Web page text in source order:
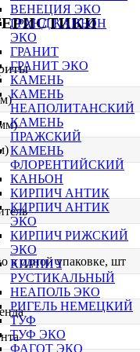
ВЕНЕЦИЯ ЭКО
ГРАНД КАНЬОН
ЭКО
ГРАНИТ
ГРАНИТ ЭКО
КАМЕНЬ
КАМЕНЬ
НЕАПОЛИТАНСКИЙ
КАМЕНЬ
ПРАЖСКИЙ
КАМЕНЬ
ФЛОРЕНТИЙСКИЙ
КАНЬОН
КИРПИЧ АНТИК
КИРПИЧ АНТИК
ЭКО
КИРПИЧ РИЖСКИЙ
ЭКО
КИРПИЧ
РУСТИКАЛЬНЫЙ
НЕАПОЛЬ ЭКО
РИГЕЛЬ НЕМЕЦКИЙ
ТУФ
ТУФ ЭКО
ФАГОТ ЭКО
в одной упаковке, шт